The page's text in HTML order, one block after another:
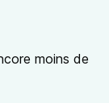
moins de